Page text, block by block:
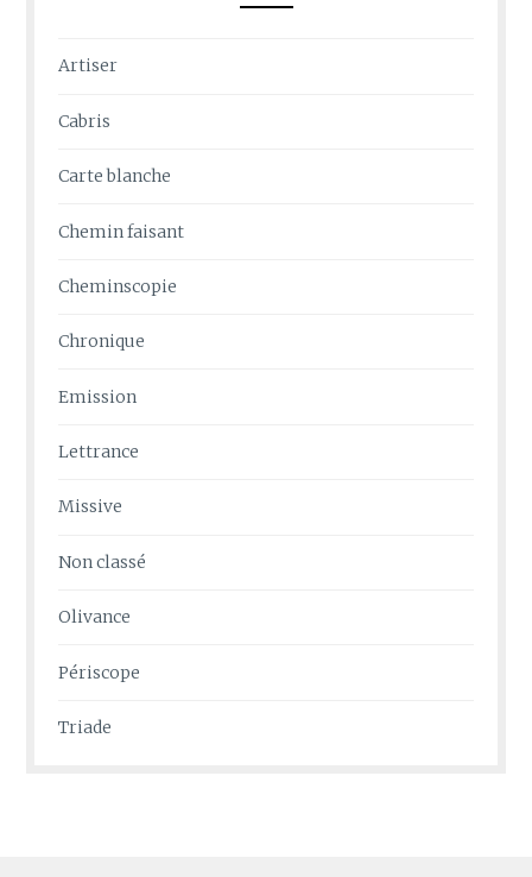
Artiser
Cabris
Carte blanche
Chemin faisant
Cheminscopie
Chronique
Emission
Lettrance
Missive
Non classé
Olivance
Périscope
Triade